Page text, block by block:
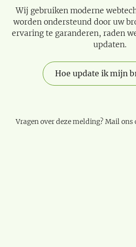
Wij gebruiken moderne
worden ondersteund door uw
ervaring te garanderen, raden
updaten.
Hoe update ik mijn
Vragen over deze melding? Mail ons